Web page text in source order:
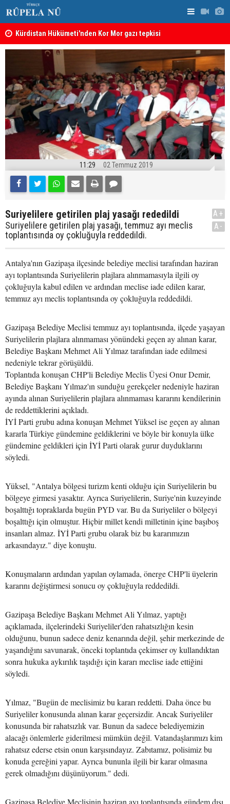
Kürdistan Hükümeti'nden Kor Mor gazı tepkisi
11:29 02 Temmuz 2019
Suriyelilere getirilen plaj yasağı rededildi
Suriyelilere getirilen plaj yasağı, temmuz ayı meclis
toplantısında oy çokluğuyla reddedildi.
A+
A-
Antalya'nın Gazipaşa ilçesinde belediye meclisi tarafından haziran
ayı toplantısında Suriyelilerin plajlara alınmamasıyla ilgili oy
çokluğuyla kabul edilen ve ardından meclise iade edilen karar,
temmuz ayı meclis toplantısında oy çokluğuyla reddedildi.
Gazipaşa Belediye Meclisi temmuz ayı toplantısında, ilçede yaşayan
Suriyelilerin plajlara alınmaması yönündeki geçen ay alınan karar,
Belediye Başkanı Mehmet Ali Yılmaz tarafından iade edilmesi
nedeniyle tekrar görüşüldü.
Toplantıda konuşan CHP'li Belediye Meclis Üyesi Onur Demir,
Belediye Başkanı Yılmaz'ın sunduğu gerekçeler nedeniyle haziran
ayında alınan Suriyelilerin plajlara alınmaması kararını kendilerinin
de reddettiklerini açıkladı.
İYİ Parti grubu adına konuşan Mehmet Yüksel ise geçen ay alınan
kararla Türkiye gündemine geldiklerini ve böyle bir konuyla ülke
gündemine geldikleri için İYİ Parti olarak gurur duyduklarını
söyledi.
Yüksel, "Antalya bölgesi turizm kenti olduğu için Suriyelilerin bu
bölgeye girmesi yasaktır. Ayrıca Suriyelilerin, Suriye'nin kuzeyinde
boşalttığı topraklarda bugün PYD var. Bu da Suriyeliler o bölgeyi
boşalttığı için olmuştur. Hiçbir millet kendi milletinin içine başıboş
insanları almaz. İYİ Parti grubu olarak biz bu kararımızın
arkasındayız." diye konuştu.
Konuşmaların ardından yapılan oylamada, önerge CHP'li üyelerin
kararını değiştirmesi sonucu oy çokluğuyla reddedildi.
Gazipaşa Belediye Başkanı Mehmet Ali Yılmaz, yaptığı
açıklamada, ilçelerindeki Suriyeliler'den rahatsızlığın kesin
olduğunu, bunun sadece deniz kenarında değil, şehir merkezinde de
yaşandığını savunarak, önceki toplantıda çekimser oy kullandıktan
sonra hukuka aykırılık taşıdığı için kararı meclise iade ettiğini
söyledi.
Yılmaz, "Bugün de meclisimiz bu kararı reddetti. Daha önce bu
Suriyeliler konusunda alınan karar geçersizdir. Ancak Suriyeliler
konusunda bir rahatsızlık var. Bunun da sadece belediyemizin
alacağı önlemlerle giderilmesi mümkün değil. Vatandaşlarımızı kim
rahatsız ederse etsin onun karşısındayız. Zabıtamız, polisimiz bu
konuda gereğini yapar. Ayrıca bununla ilgili bir karar olmasına
gerek olmadığını düşünüyorum." dedi.
Gazipaşa Belediye Meclisinin haziran ayı toplantısında gündem dışı